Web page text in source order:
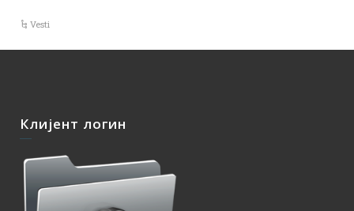
Vesti
Клијент логин